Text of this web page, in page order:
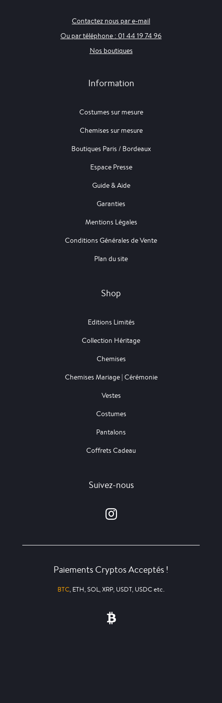
Contactez nous par e-mail
Ou par téléphone : 01 44 19 74 96
Nos boutiques
Information
Costumes sur mesure
Chemises sur mesure
Boutiques Paris / Bordeaux
Espace Presse
Guide & Aide
Garanties
Mentions Légales
Conditions Générales de Vente
Plan du site
Shop
Editions Limités
Collection Héritage
Chemises
Chemises Mariage | Cérémonie
Vestes
Costumes
Pantalons
Coffrets Cadeau
Suivez-nous
Paiements Cryptos Acceptés !
BTC, ETH, SOL, XRP, USDT, USDC etc.